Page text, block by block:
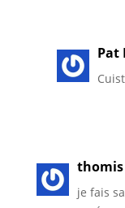
Pat
thomis
je fais